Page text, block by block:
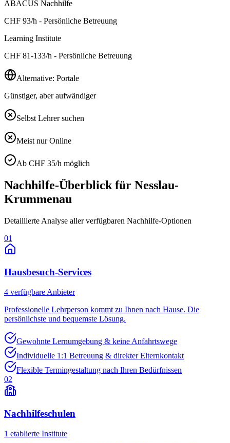
ABACUS Nachhilfe
CHF 93/h - Persönliche Betreuung
Learning Institute
CHF 81-133/h - Persönliche Betreuung
Alternative: Portale
Günstiger, aber aufwändiger
Selbst Lehrer suchen
Meist nur Online
Ab CHF 35/h möglich
Nachhilfe-Überblick für Nesslau-
Krummenau
Detaillierte Analyse aller verfügbaren Nachhilfe-Optionen
01
Hausbesuch-Services
4 verfügbare Anbieter
Professionelle Lehrperson kommt zu Ihnen nach Hause. Die
persönlichste und bequemste Lösung.
Gewohnte Lernumgebung & keine Anfahrtswege
Individuelle 1:1 Betreuung & direkter Elternkontakt
Flexible Termingestaltung nach Ihren Bedürfnissen
02
Nachhilfeschulen
1 etablierte Institute